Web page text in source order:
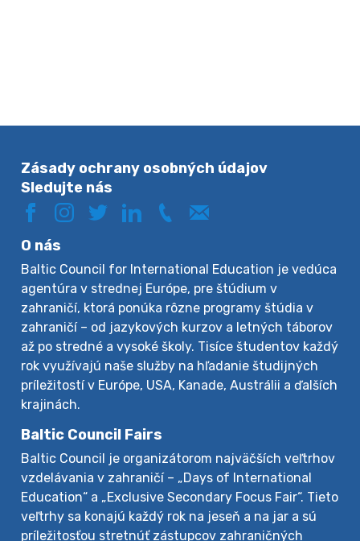
Zásady ochrany osobných údajov
Sledujte nás
O nás
Baltic Council for International Education je vedúca
agentúra v strednej Európe, pre štúdium v
zahraničí, ktorá ponúka rôzne programy štúdia v
zahraničí – od jazykových kurzov a letných táborov
až po stredné a vysoké školy. Tisíce študentov každý
rok využívajú naše služby na hľadanie študijných
príležitostí v Európe, USA, Kanade, Austrálii a ďalších
krajinách.
Baltic Council Fairs
Baltic Council je organizátorom najväčších veľtrhov
vzdelávania v zahraničí – „Days of International
Education“ a „Exclusive Secondary Focus Fair“. Tieto
veľtrhy sa konajú každý rok na jeseň a na jar a sú
príležitosťou stretnúť zástupcov zahraničných